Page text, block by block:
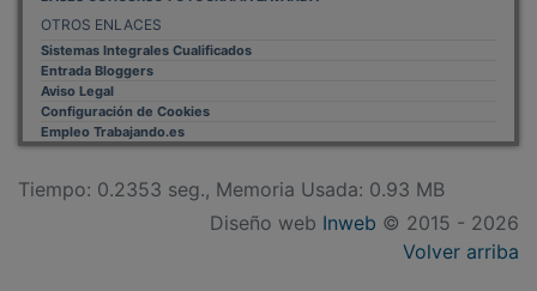
OTROS ENLACES
Sistemas Integrales Cualificados
Entrada Bloggers
Aviso Legal
Configuración de Cookies
Empleo Trabajando.es
Tiempo: 0.2353 seg., Memoria Usada: 0.93 MB
Diseño web Inweb © 2015 - 2026
Volver arriba